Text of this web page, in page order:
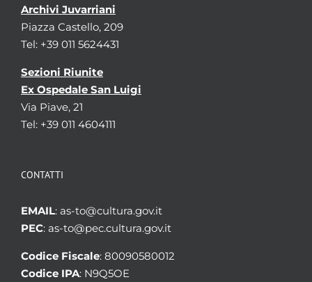
Archivi Juvarriani
Piazza Castello, 209
Tel: +39 011 5624431
Sezioni Riunite
Ex Ospedale San Luigi
Via Piave, 21
Tel: +39 011 4604111
CONTATTI
EMAIL: as-to@cultura.gov.it
PEC: as-to@pec.cultura.gov.it
Codice Fiscale: 80090580012
Codice IPA: N9Q5OE